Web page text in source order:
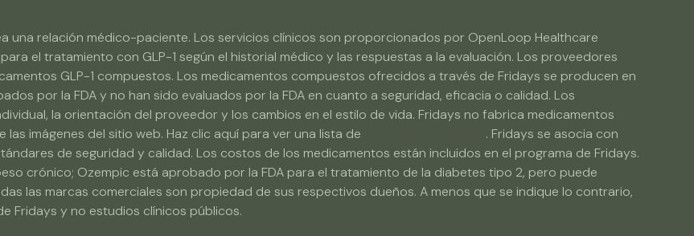
una relación médico-paciente. Los servicios clínicos son proporcionados por OpenLoop Healthcare
el tratamiento con GLP-1 según el historial médico y las respuestas a la evaluación. Los proveedores
GLP-1 compuestos. Los medicamentos compuestos ofrecidos a través de Fridays se producen en
por la FDA y no han sido evaluados por la FDA en cuanto a seguridad, eficacia o calidad. Los
la orientación del proveedor y los cambios en el estilo de vida. Fridays no fabrica medicamentos
imágenes del sitio web. Haz clic aquí para ver una lista de
. Fridays se asocia con
de seguridad y calidad. Los costos de los medicamentos están incluidos en el programa de Fridays.
crónico; Ozempic está aprobado por la FDA para el tratamiento de la diabetes tipo 2, pero puede
las marcas comerciales son propiedad de sus respectivos dueños. A menos que se indique lo contrario,
Fridays y no estudios clínicos públicos.